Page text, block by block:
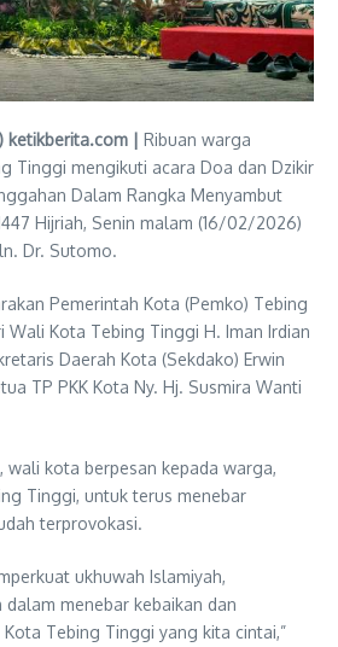
ketikberita.com | Ribuan warga
Tinggi mengikuti acara Doa dan Dzikir
Dalam Rangka Menyambut
Hijriah, Senin malam (16/02/2026)
Dr. Sutomo.
Pemerintah Kota (Pemko) Tebing
Wali Kota Tebing Tinggi H. Iman Irdian
Daerah Kota (Sekdako) Erwin
TP PKK Kota Ny. Hj. Susmira Wanti
wali kota berpesan kepada warga,
Tinggi, untuk terus menebar
terprovokasi.
ukhuwah Islamiyah,
menebar kebaikan dan
Tebing Tinggi yang kita cintai,”